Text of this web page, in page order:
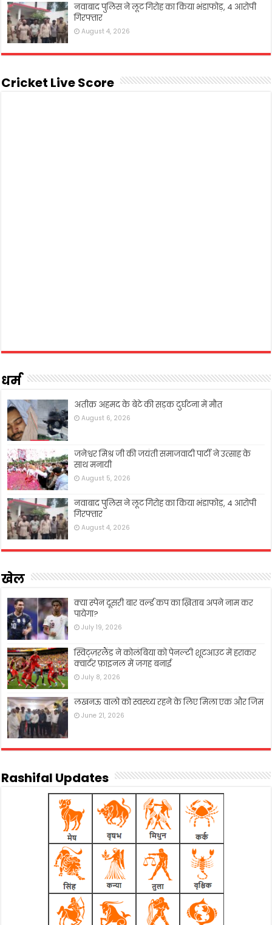
नवाबाद पुलिस ने लूट गिरोह का किया भंडाफोड़, 4 आरोपी
गिरफ्तार
August 4, 2026
Cricket Live Score
धर्म
अतीक़ अहमद के बेटे की सड़क दुर्घटना में मौत
August 6, 2026
जनेश्वर मिश्र जी की जयंती समाजवादी पार्टी ने उत्साह के
साथ मनायी
August 5, 2026
नवाबाद पुलिस ने लूट गिरोह का किया भंडाफोड़, 4 आरोपी
गिरफ्तार
August 4, 2026
खेल
क्या स्पेन दूसरी बार वर्ल्ड कप का ख़िताब अपने नाम कर
पायेगा?
July 19, 2026
स्विट्ज़रलैंड ने कोलंबिया को पेनल्टी शूटआउट में हराकर
क्वार्टर फ़ाइनल में जगह बनाई
July 8, 2026
लखनऊ वालो को स्वस्थ्य रहने के लिए मिला एक और जिम
June 21, 2026
Rashifal Updates